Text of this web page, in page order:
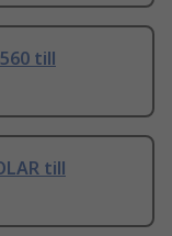
till
till